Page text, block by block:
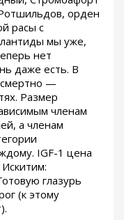
орден
расы с
мы уже,
нет
даже есть. В
—
Размер
членам
а членам
IGF-1 цена
глазурь
(к этому